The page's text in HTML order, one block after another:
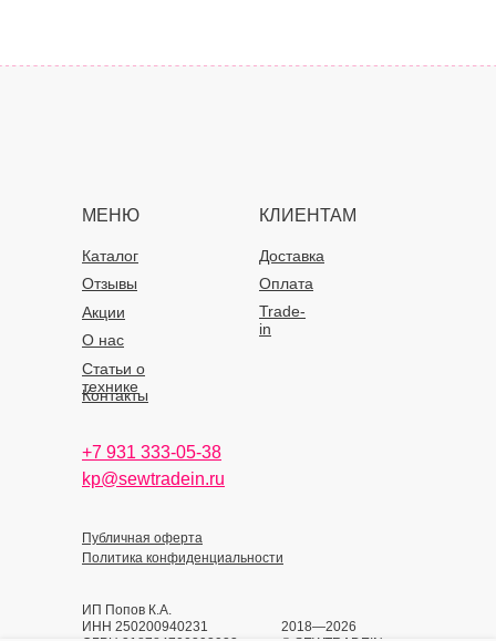
МЕНЮ КЛИЕНТАМ
Каталог
О нас
Доставка
Статьи о
технике
Оплата
Отзывы
Акции
Контакты
Trade-
in
+7 931 333-05-38
kp@sewtradein.ru
ИП Попов К.А.
ИНН 250200940231
Политика конфиденциальности
Публичная оферта
2018—2026